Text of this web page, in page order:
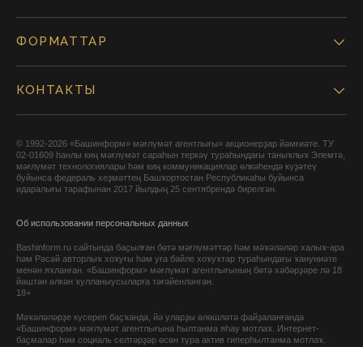
ФОРМАТТАР
КОНТАКТЫ
© 1992-2026 «Башинформ» мәғлүмәт агентлығы» акционерҙар йәмғиәте. ТУ
02-01609 һанлы киң мәғлүмәт сараһын теркәү тураһындағы таныҡлыҡ Элемтә,
мәғлүмәт технологиялары һәм киң коммуникациялар өлкәһендә күҙәтеү
буйынса федераль хеҙмәттең Башҡортостан Республикаһы буйынса
идаралығы тарафынан 2017 йылдың 25 сентябрендә бирелгән.
Об использовании персональных данных
Bashinform.ru сайтында баҫылған бөтә мәғлүмәттәр һәм мәҡәләләр халыҡ-ара
һәм Рәсәй авторлыҡ хоҡуғы һәм уға бәйле хоҡуҡтар тураһындағы ҡануниәте
менән яҡланған. «Башинформ» мәғлүмәт агентлығының бөтә хәбәрҙәре лә 18
йәштән өлкән ҡулланыусыларға тәғәйенләнгән.
18+
Мәҡәләләрҙе күсереп баҫҡанда, йә уларҙы өлөшләтә файҙаланғанда
«Башинформ» мәғлүмәт агентлығына һылтанма яһау мотлаҡ. Интернет-
баҫмалар һәм социаль селтәрҙәр өсөн тура актив гиперһылтанма мотлаҡ.